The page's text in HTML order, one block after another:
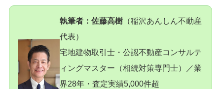
執筆者：佐藤高樹（稲沢あんしん不動産
代表）
宅地建物取引士・公認不動産コンサルテ
ィングマスター（相続対策専門士）／業
界28年・査定実績5,000件超